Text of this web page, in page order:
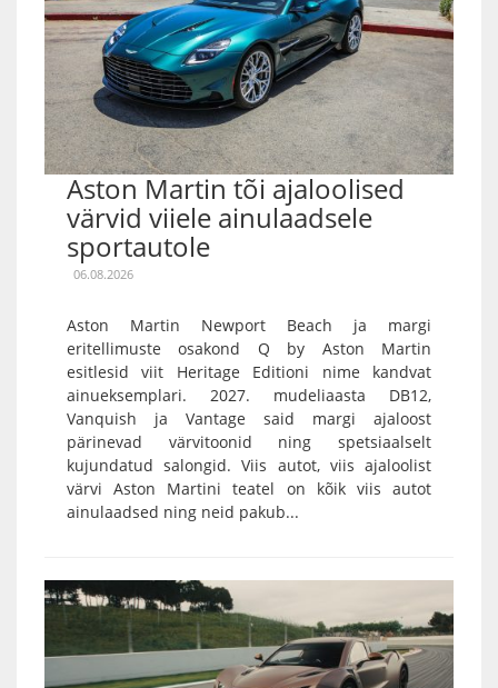
Aston Martin tõi ajaloolised
värvid viiele ainulaadsele
sportautole
06.08.2026
Aston Martin Newport Beach ja margi
eritellimuste osakond Q by Aston Martin
esitlesid viit Heritage Editioni nime kandvat
ainueksemplari. 2027. mudeliaasta DB12,
Vanquish ja Vantage said margi ajaloost
pärinevad värvitoonid ning spetsiaalselt
kujundatud salongid. Viis autot, viis ajaloolist
värvi Aston Martini teatel on kõik viis autot
ainulaadsed ning neid pakub...